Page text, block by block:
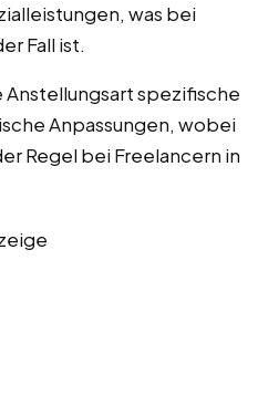
was bei
Fall ist.
spezifische
Anpassungen, wobei
Regel bei Freelancern in